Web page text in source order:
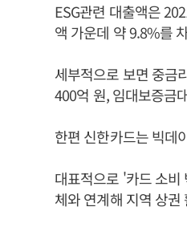
ESG관련 대출액은
액 가운데 약 9.8%를
세부적으로 보면 중금
400억 원, 임대보증금
한편 신한카드는 빅데
대표적으로 '카드 소
체와 연계해 지역 상